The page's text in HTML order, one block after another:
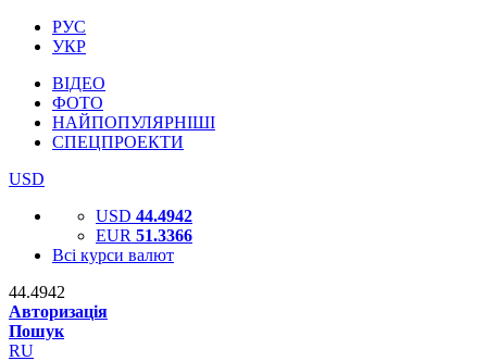
РУС
УКР
ВІДЕО
ФОТО
НАЙПОПУЛЯРНІШІ
СПЕЦПРОЕКТИ
USD
USD 44.4942
EUR 51.3366
Всі курси валют
44.4942
Авторизація
Пошук
RU